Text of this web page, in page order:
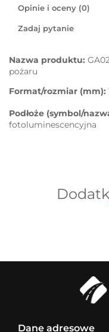
Opinie i oceny (0)
Zadaj pytanie
Nazwa produktu:
pożaru
Format/rozmiar (mm):
Podłoże (symbol/
fotoluminescencyjna
Dane adresowe